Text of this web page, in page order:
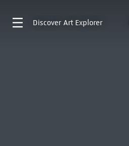
Discover Art Explorer